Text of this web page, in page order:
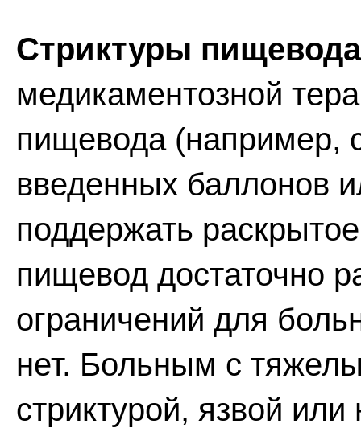
Стриктуры пищевода
медикаментозной
пищевода (например,
введенных баллонов
поддержать
пищевод достаточно
ограничений для
нет. Больным с
стриктурой, язвой